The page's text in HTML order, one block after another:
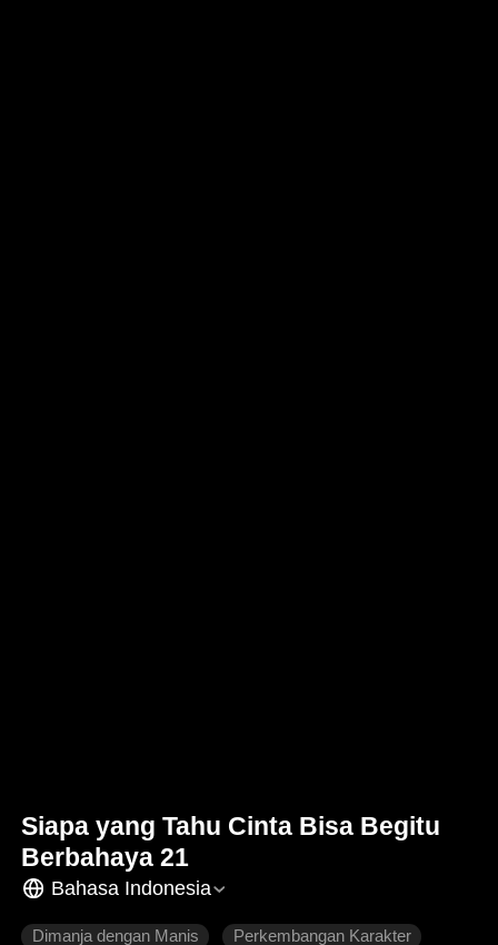
Siapa yang Tahu Cinta Bisa Begitu
Berbahaya 21
Bahasa Indonesia
Dimanja dengan Manis Perkembangan Karakter